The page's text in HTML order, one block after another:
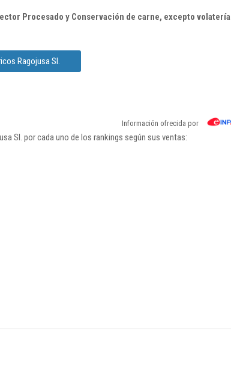
Procesado y Conservación de carne, excepto volatería
Ragojusa Sl.
Información ofrecida por
Sl. por cada uno de los rankings según sus ventas: